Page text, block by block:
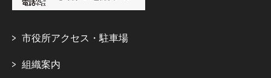
市役所アクセス・駐車場
組織案内